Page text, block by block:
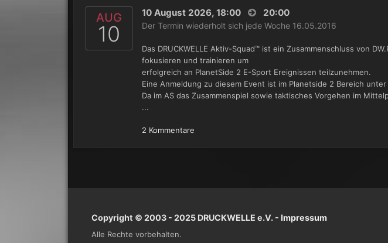
AUG
10
10 August 2026, 18:00 20:00
Der Termin wiederholt sich jede Woche 16.05.2016
Das DRUCKWELLE Aktiv-Squad™ ist ein Zusammenschluss von
fokusieren und trainieren um
erfolgreich an PlanetSide 2 E-Sport Ereignissen teilzunehmen.
Eine Anmeldung zu diesem Event ist im Planetside 2 Bereich
Da im AS das Zusammenspiel sowie taktisches Vorgehen im
...
2 Kommentare
Copyright © 2003 - 2025 DRUCKWELLE e.V. - Impressum
Alle Rechte vorbehalten.